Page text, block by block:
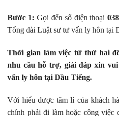
Bước 1: Gọi đến số điện thoại
Tổng đài Luật sư tư vấn ly hôn tại
Thời gian làm việc từ thứ hai
nhu cầu hỗ trợ, giải đáp xin
vấn ly hôn tại Dầu Tiếng.
Với hiểu được tâm lí của khách
chính phải đi làm hoặc công việc